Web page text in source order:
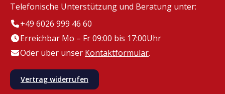
Telefonische Unterstützung und Beratung unter:
+49 6026 999 46 60
Erreichbar Mo – Fr 09:00 bis 17:00Uhr
Oder über unser Kontaktformular.
Vertrag widerrufen